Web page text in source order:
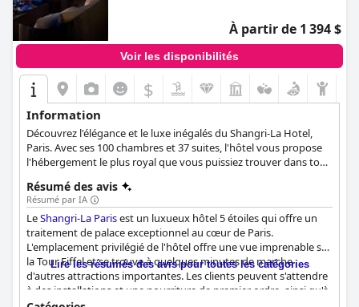
À partir de 1 394 $
Voir les disponibilités
$
Information
Découvrez l'élégance et le luxe inégalés du Shangri-La Hotel,
Paris. Avec ses 100 chambres et 37 suites, l'hôtel vous propose
l'hébergement le plus royal que vous puissiez trouver dans tout
Résumé des avis
Résumé par IA
LeShangri-La Parisest un luxueux hôtel 5 étoiles qui offre un
traitement de palace exceptionnel au cœur de Paris.
L'emplacement privilégié de l'hôtel offre une vue imprenable sur
la Tour Eiffel et se trouve à quelques minutes de marche
d'autres attractions importantes. Les clients peuvent s'attendre
à des installations et une nourriture de premier ordre, ainsi qu'à
Lire les résumés des avis pour toutes les catégories